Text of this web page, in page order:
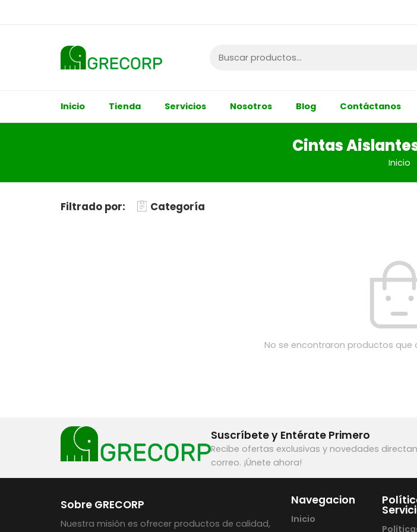
Inicio Tienda Servicios Nosotros Blog Contáctanos
Cintas
Inicio
Filtrado por: Categoría
No se encontraron productos que
Suscríbete y Entérate Primero
Recibe ofertas exclusivas y novedades
correo. ¡Únete ahora!
Sobre GRECORP
Nuestra misión es ofrecer productos de calidad,
Navegacion
Inicio